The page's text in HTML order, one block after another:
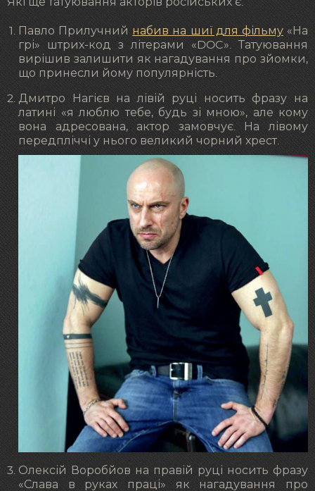
Павло Прилучний набив на шиї для фільму«На
грі» штрих-код з літерами «DOC». Татуювання
вирішив залишити як нагадування про зйомки,
що принесли йому популярність.
Дмитро Нагієв на лівій руці носить фразу на
латині «я люблю тебе, будь зі мною», але кому
вона адресована, актор замовчує. На лівому
передпліччі у нього великий чорний хрест.
Олексій Воробйов на правій руці носить фразу
«Слава в руках праці» як нагадування про